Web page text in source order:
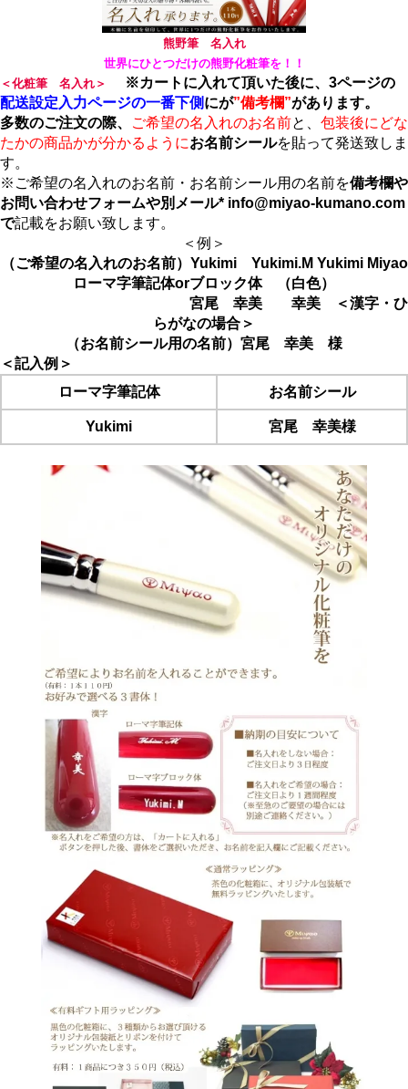
熊野筆 名入れ
世界にひとつだけの熊野化粧筆を！！
＜化粧筆 名入れ＞
※カートに入れて頂いた後に、3ページの
配送設定入力ページの一番下側 にが”備考欄”があります。
多数のご注文の際、
ご希望の名入れのお名前と、 包装後にどな
たかの商品かが分かるようにお名前シールを貼って発送致しま
す。
※ご希望の名入れのお名前・お名前シール用の名前を備考欄や
お問い合わせフォームや別メール* info@miyao-kumano.com
で記載をお願い致します。
＜例＞
（ご希望の名入れのお名前）Yukimi Yukimi.M Yukimi Miyao
ローマ字筆記体orブロック体 （白色）
宮尾 幸美 幸美 ＜漢字・ひ
らがなの場合＞
（お名前シール用の名前）宮尾 幸美 様
＜記入例＞
ローマ字筆記体
お名前シール
Yukimi 宮尾 幸美様